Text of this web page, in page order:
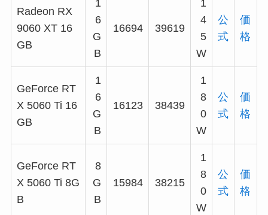
Radeon RX
9060 XT 16
GB
1
6
G
B
16694 39619
1
4
5
W
公
式
価
格
GeForce RT
X 5060 Ti 16
GB
1
6
G
B
16123 38439
1
8
0
W
公
式
価
格
GeForce RT
X 5060 Ti 8G
B
8
G
B
15984 38215
1
8
0
W
公
式
価
格